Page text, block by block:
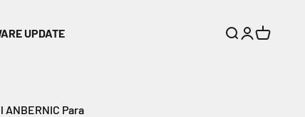
UPDATE BuscarEntrarCarrinho
Para